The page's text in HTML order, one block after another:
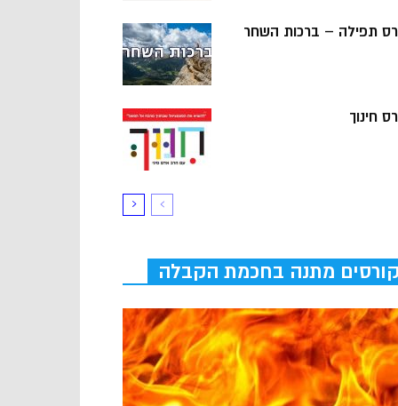
תפילה – ברכות השחר
חינוך
קורסים מתנה בחכמת הקבלה